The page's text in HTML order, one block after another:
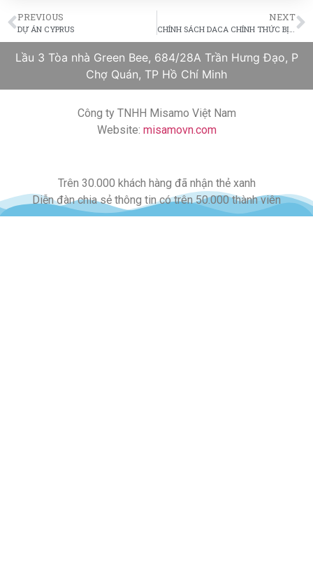
PREVIOUS
DỰ ÁN CYPRUS
NEXT
CHÍNH SÁCH DACA CHÍNH THỨC BỊ BÃI BỎ
Lầu 3 Tòa nhà Green Bee, 684/28A Trần Hưng Đạo, P
Chợ Quán, TP Hồ Chí Minh
Công ty TNHH Misamo Việt Nam
Website: misamovn.com
Trên 30.000 khách hàng đã nhận thẻ xanh
Diễn đàn chia sẻ thông tin có trên 50.000 thành viên